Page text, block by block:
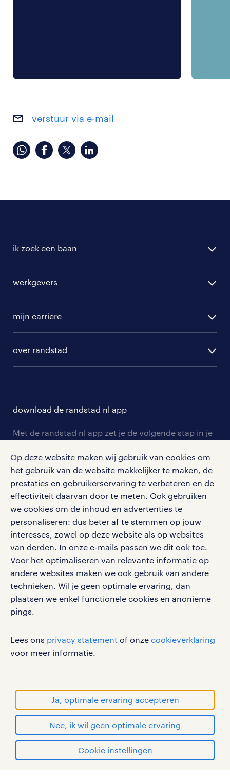
Op deze website maken wij gebruik van cookies om
het gebruik van de website makkelijker te maken, de
prestaties en gebruikerservaring te verbeteren en de
effectiviteit daarvan door te meten. Ook gebruiken
we cookies om de inhoud en advertenties te
personaliseren: dus beter af te stemmen op jouw
interesses, zowel op deze website als op websites
van derden. In onze e-mails passen we dit ook toe.
Voor het optimaliseren van relevante informatie op
andere websites maken we ook gebruik van andere
technieken. Wil je geen optimale ervaring, dan
plaatsen we enkel functionele cookies en anonieme
pings.
Lees ons privacy statement of onze cookieverklaring
voor meer informatie.
Ja, optimale ervaring accepteren
Nee, ik wil geen optimale ervaring
Cookie instellingen
solliciteren
verstuur via e-mail
ik zoek een baan
randstad professional
randstad digital
werkgevers
hr-diensten
branches
tarieven
personeel gezocht
aanmelden nieuwsbrief
mijn carriere
solliciteren
salarischecker
bruto-netto calculator
over randstad
onze vestigingen
pers
klachten en misstanden
download de randstad nl app
Met de randstad nl app zet je de volgende stap in je
en ontvang berichten van je intercedent.
Eenvoudig, snel en overal.
apple app store
google play store
social media
Volg ons voor de leukste content omtrent
vacatures, solliciteren en inspiratie.
werken bij randstad
disclaimer
RANDSTAD, HUMAN FORWARD en SHAPING THE